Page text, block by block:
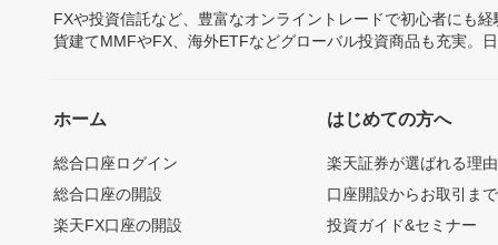
FXや投資信託など、豊富なオンライントレードで初心者にも
貨建てMMFやFX、海外ETFなどグローバル投資商品も充実。
ホーム
総合口座ログイン
総合口座の開設
楽天FX口座の開設
はじめての方へ
楽天証券が選ばれる理由
口座開設からお取引ま
投資ガイド&セミナー